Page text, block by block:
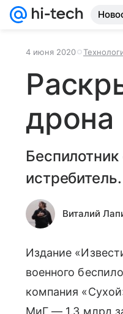
4 июня 2020
дрона
истребитель.
Виталий
Издание
военного
компания
МиГ — 1,3 млрд